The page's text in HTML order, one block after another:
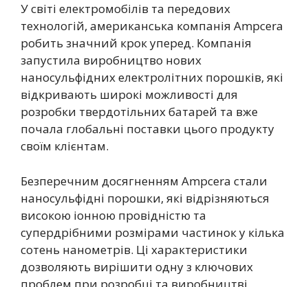
У світі електромобілів та передових
технологій, американська компанія Ampcera
робить значний крок уперед. Компанія
запустила виробництво нових
наносульфідних електролітних порошків, які
відкривають широкі можливості для
розробки твердотільних батарей та вже
почала глобальні поставки цього продукту
своїм клієнтам.
Безперечним досягненням Ampcera стали
наносульфідні порошки, які відрізняються
високою іонною провідністю та
супердрібними розмірами частинок у кілька
сотень нанометрів. Ці характеристики
дозволяють вирішити одну з ключових
проблем при розробці та виробництві